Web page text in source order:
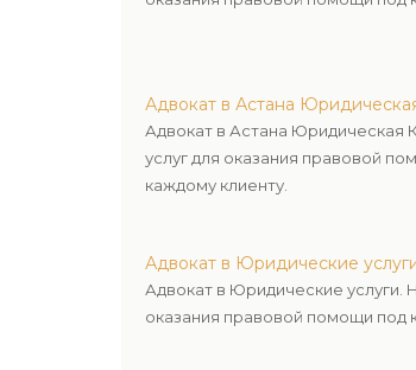
Адвокат в Астана
Адвокат в Астана Юридическая
услуг для оказания правовой
каждому клиенту.
Адвокат в Юридические
Адвокат в Юридические
оказания правовой помощи под